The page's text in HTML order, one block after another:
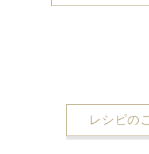
レシピの